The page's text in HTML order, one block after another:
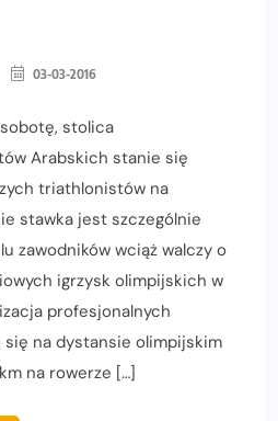
03-03-2016
stolica
Arabskich stanie się
triathlonistów na
stawka jest szczególnie
zawodników wciąż walczy o
igrzysk olimpijskich w
profesjonalnych
się na dystansie olimpijskim
na rowerze […]